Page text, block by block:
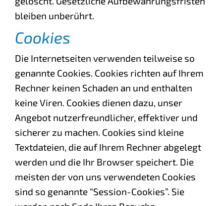
bleiben unberührt.
Cookies
Die Internetseiten verwenden teilweise so
genannte Cookies. Cookies richten auf Ihrem
Rechner keinen Schaden an und enthalten
keine Viren. Cookies dienen dazu, unser
Angebot nutzerfreundlicher, effektiver und
sicherer zu machen. Cookies sind kleine
Textdateien, die auf Ihrem Rechner abgelegt
werden und die Ihr Browser speichert. Die
meisten der von uns verwendeten Cookies
sind so genannte “Session-Cookies”. Sie